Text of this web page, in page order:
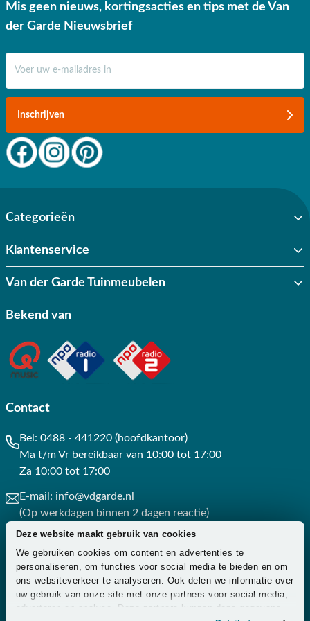
Deze website maakt gebruik van cookies
We gebruiken cookies om content en advertenties te
personaliseren, om functies voor social media te bieden en om
ons websiteverkeer te analyseren. Ook delen we informatie over
uw gebruik van onze site met onze partners voor social media,
adverteren en analyse. Deze partners kunnen deze gegevens
✔ Gratis verzending vanaf €50,-
Mis geen nieuws, kortingsacties en tips met de Van
der Garde Nieuwsbrief
Inschrijven
Categorieën
Klantenservice
Van der Garde Tuinmeubelen
Bekend van
Contact
Bel: 0488 - 441220 (hoofdkantoor)
Ma t/m Vr bereikbaar van 10:00 tot 17:00
Za 10:00 tot 17:00
E-mail: info@vdgarde.nl
(Op werkdagen binnen 2 dagen reactie)
Whatsapp: 0488441220
(Op werkdagen binnen 3 uur reactie)